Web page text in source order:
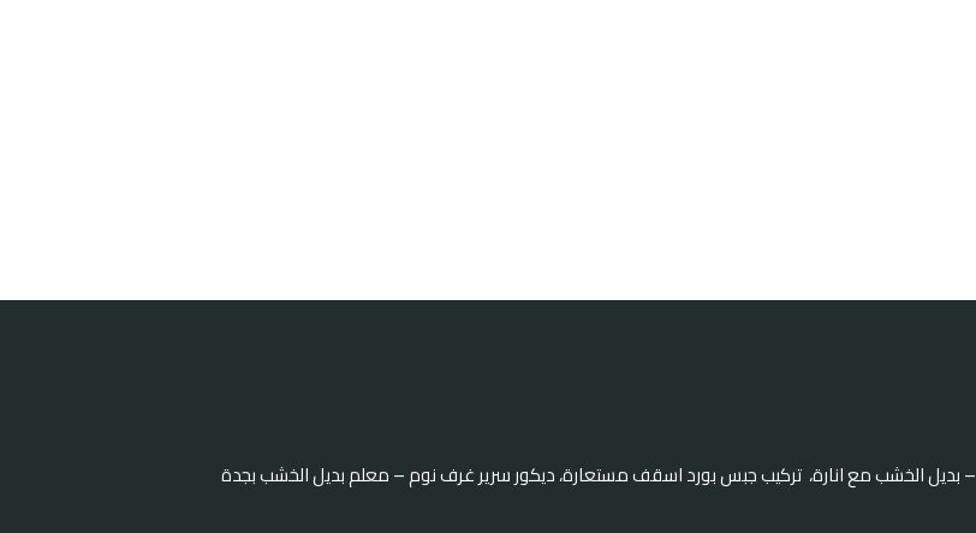
الخشب مع انارة، تركيب جبس بورد اسقف مستعارة، ديكور سرير غرف نوم – معلم بديل الخشب بجدة